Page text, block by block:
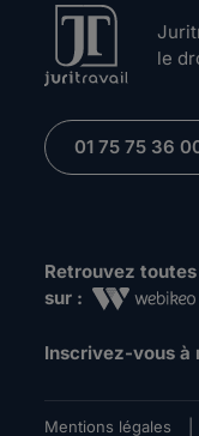
le
01 75 75 36
Retrouvez
sur :
Inscrivez-vous à
Mentions légales